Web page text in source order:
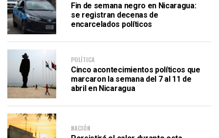
Fin de semana negro en Nicaragua:
se registran decenas de
encarcelados políticos
POLÍTICA
Cinco acontecimientos políticos que
marcaron la semana del 7 al 11 de
abril en Nicaragua
NACIÓN